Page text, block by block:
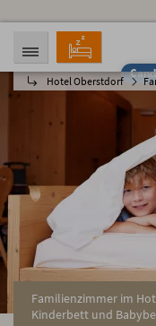
Hotel Oberstdorf
ARRIVO
PERSONE
PRENOTAZIONE
Familienzimmer im
Kinderbett und